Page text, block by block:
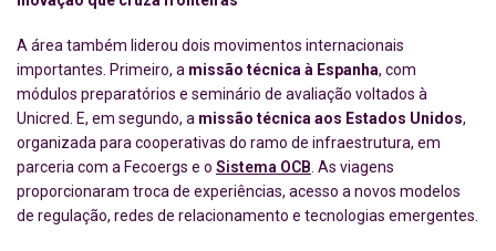
A área também liderou dois movimentos internacionais
importantes. Primeiro, a missão técnica à Espanha, com
módulos preparatórios e seminário de avaliação voltados à
Unicred. E, em segundo, a missão técnica aos Estados Unidos,
organizada para cooperativas do ramo de infraestrutura, em
parceria com a Fecoergs e o Sistema OCB. As viagens
proporcionaram troca de experiências, acesso a novos modelos
de regulação, redes de relacionamento e tecnologias emergentes.